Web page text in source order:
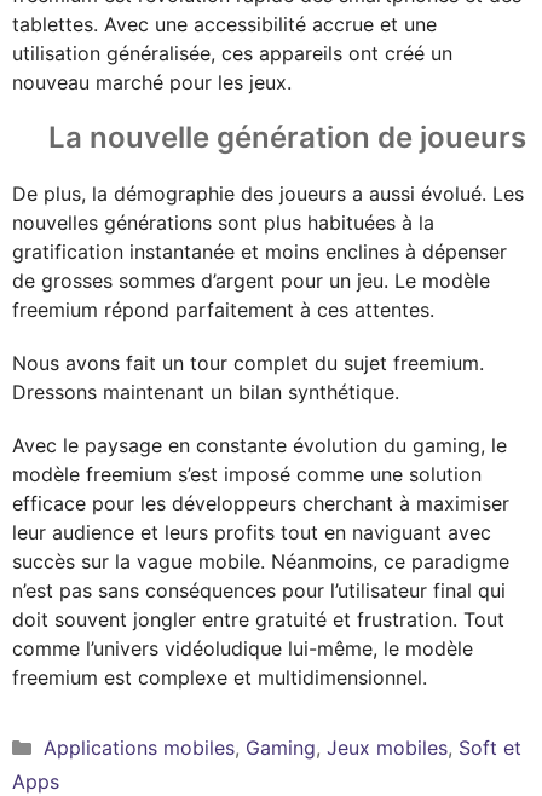
tablettes. Avec une accessibilité accrue et une
utilisation généralisée, ces appareils ont créé un
nouveau marché pour les jeux.
La nouvelle génération de joueurs
De plus, la démographie des joueurs a aussi évolué. Les
nouvelles générations sont plus habituées à la
gratification instantanée et moins enclines à dépenser
de grosses sommes d’argent pour un jeu. Le modèle
freemium répond parfaitement à ces attentes.
Nous avons fait un tour complet du sujet freemium.
Dressons maintenant un bilan synthétique.
Avec le paysage en constante évolution du gaming, le
modèle freemium s’est imposé comme une solution
efficace pour les développeurs cherchant à maximiser
leur audience et leurs profits tout en naviguant avec
succès sur la vague mobile. Néanmoins, ce paradigme
n’est pas sans conséquences pour l’utilisateur final qui
doit souvent jongler entre gratuité et frustration. Tout
comme l’univers vidéoludique lui-même, le modèle
freemium est complexe et multidimensionnel.
Catégories
Applications mobiles, Gaming, Jeux mobiles, Soft et
Apps